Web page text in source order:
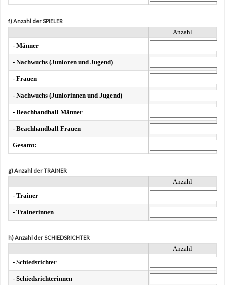
f) Anzahl der SPIELER
Anzahl
- Männer
- Nachwuchs (Junioren und Jugend)
- Frauen
- Nachwuchs (Juniorinnen und Jugend)
- Beachhandball Männer
- Beachhandball Frauen
Gesamt:
g) Anzahl der TRAINER
Anzahl
- Trainer
- Trainerinnen
h) Anzahl der SCHIEDSRICHTER
Anzahl
- Schiedsrichter
- Schiedsrichterinnen